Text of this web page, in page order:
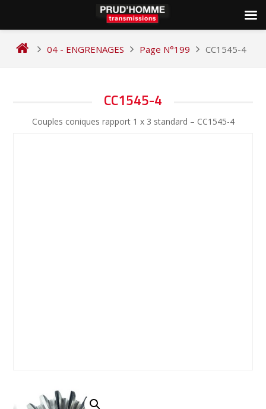
04 - ENGRENAGES Page N°199 CC1545-4
CC1545-4
Couples coniques rapport 1 x 3 standard – CC1545-4